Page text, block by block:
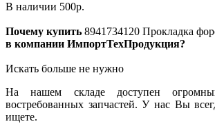
В наличии 500р.
Почему купить 8941734120 Прокладка
в компании ИмпортТехПродукция?
Искать больше не нужно
На нашем складе доступен
востребованных запчастей. У нас Вы
ищете.